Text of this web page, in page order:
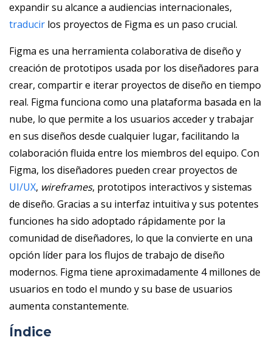
expandir su alcance a audiencias internacionales,
traducir los proyectos de Figma es un paso crucial.
Figma es una herramienta colaborativa de diseño y
creación de prototipos usada por los diseñadores para
crear, compartir e iterar proyectos de diseño en tiempo
real. Figma funciona como una plataforma basada en la
nube, lo que permite a los usuarios acceder y trabajar
en sus diseños desde cualquier lugar, facilitando la
colaboración fluida entre los miembros del equipo. Con
Figma, los diseñadores pueden crear proyectos de
UI/UX, wireframes, prototipos interactivos y sistemas
de diseño. Gracias a su interfaz intuitiva y sus potentes
funciones ha sido adoptado rápidamente por la
comunidad de diseñadores, lo que la convierte en una
opción líder para los flujos de trabajo de diseño
modernos. Figma tiene aproximadamente 4 millones de
usuarios en todo el mundo y su base de usuarios
aumenta constantemente.
Índice